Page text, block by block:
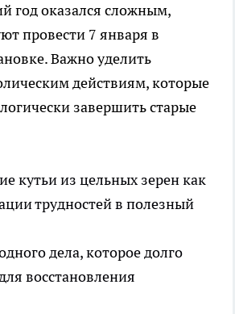
год оказался сложным,
провести 7 января в
Важно уделить
действиям, которые
завершить старые
кутьи из цельных зерен как
трудностей в полезный
дела, которое долго
восстановления